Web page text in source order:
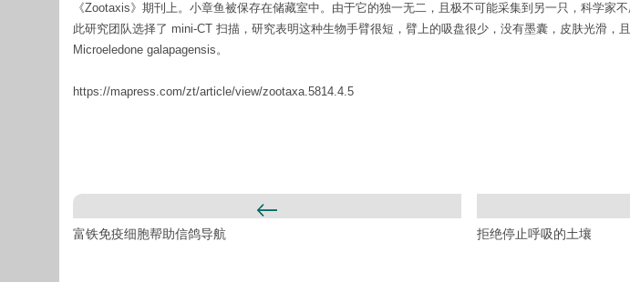
《Zootaxis》期刊上。小章鱼被保存在储藏室中。由于它的独一无二，且极不可能采集到另一只，科学家
此研究团队选择了 mini-CT 扫描，研究表明这种生物手臂很短，臂上的吸盘很少，没有墨囊，皮肤光滑，
Microeledone galapagensis。
https://mapress.com/zt/article/view/zootaxa.5814.4.5
富铁免疫细胞帮助信鸽导航 拒绝停止呼吸的土壤